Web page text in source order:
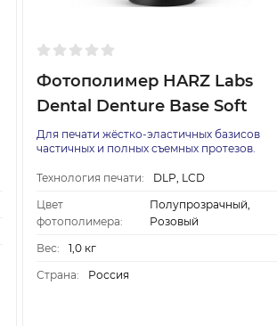
Фотополимер HARZ Labs
Dental Denture Base Soft
Для печати жёстко-эластичных базисов
частичных и полных съемных протезов.
Технология печати:
DLP, LCD
Цвет
фотополимера:
Полупрозрачный,
Розовый
Вес:
1,0 кг
Страна:
Россия